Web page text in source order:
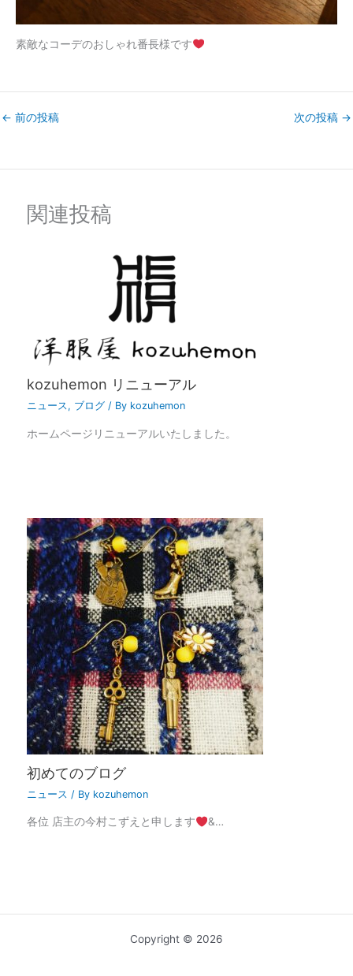
素敵なコーデのおしゃれ番長様です
← 前の投稿 次の投稿 →
関連投稿
kozuhemon リニューアル
ニュース , ブログ / By kozuhemon
ホームページリニューアルいたしました。
初めてのブログ
ニュース / By kozuhemon
各位 店主の今村こずえと申します &…
Copyright © 2026